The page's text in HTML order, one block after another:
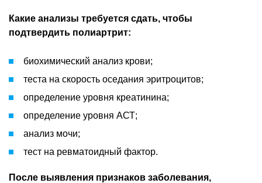
Какие анализы требуется сдать, чтобы
подтвердить полиартрит:
биохимический анализ крови;
теста на скорость оседания эритроцитов;
определение уровня креатинина;
определение уровня АСТ;
анализ мочи;
тест на ревматоидный фактор.
После выявления признаков заболевания,